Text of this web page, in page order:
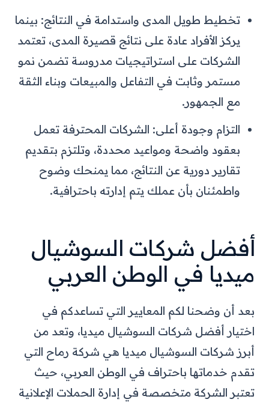
تخطيط طويل المدى واستدامة في النتائج: بينما
يركز الأفراد عادة على نتائج قصيرة المدى، تعتمد
الشركات على استراتيجيات مدروسة تضمن نمو
مستمر وثابت في التفاعل والمبيعات وبناء الثقة
مع الجمهور.
التزام وجودة أعلى: الشركات المحترفة تعمل
بعقود واضحة ومواعيد محددة، وتلتزم بتقديم
تقارير دورية عن النتائج، مما يمنحك وضوح
واطمئنان بأن عملك يتم إدارته باحترافية.
أفضل شركات السوشيال
ميديا في الوطن العربي
بعد أن وضحنا لكم المعايير التي تساعدكم في
اختيار أفضل شركات السوشيال ميديا، وتعد من
أبرز شركات السوشيال ميديا هي شركة رماح التي
تقدم خدماتها باحتراف في الوطن العربي، حيث
تعتبر الشركة متخصصة في إدارة الحملات الإعلانية